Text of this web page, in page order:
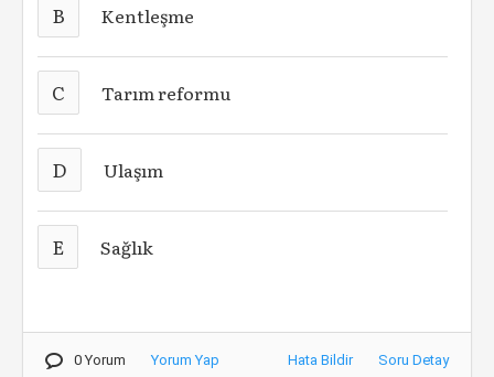
B Kentleşme
C Tarım reformu
D Ulaşım
E Sağlık
0 Yorum Yorum Yap Hata Bildir Soru Detay